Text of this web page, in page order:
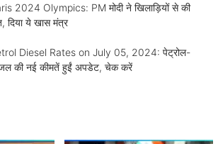
2024 Olympics: PM मोदी ने खिलाड़ियों से की
दिया ये खास मंत्र
Diesel Rates on July 05, 2024: पेट्रोल-
की नई कीमतें हुईं अपडेट, चेक करें